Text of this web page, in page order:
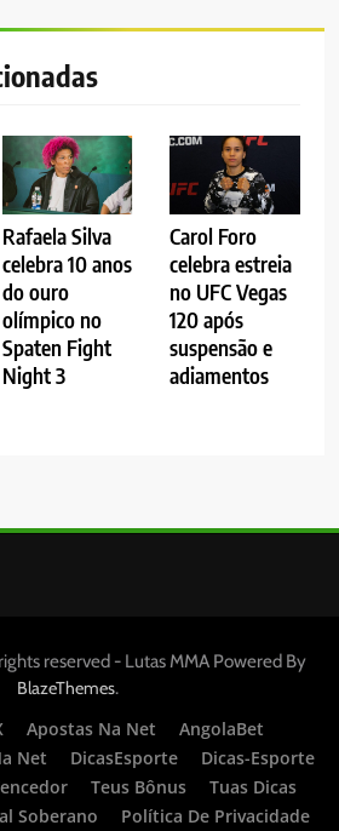
Rafaela Silva
celebra 10 anos
do ouro
olímpico no
Spaten Fight
Night 3
Carol Foro
celebra estreia
no UFC Vegas
120 após
suspensão e
adiamentos
reserved - Lutas MMA Powered By
BlazeThemes.
Apostas Na Net
AngolaBet
Net DicasEsporte
Dicas-Esporte
Teus Bônus
Tuas Dicas
Soberano Política De Privacidade